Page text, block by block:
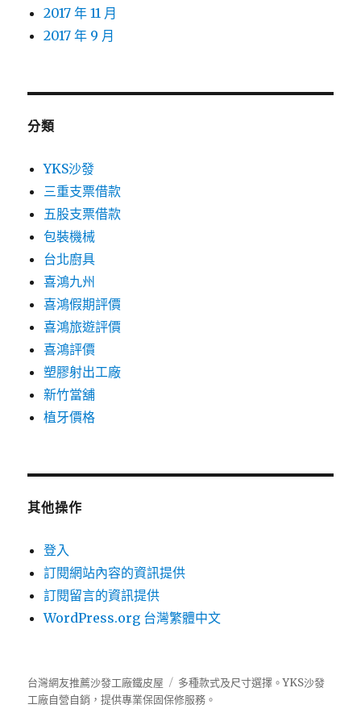
2017 年 11 月
2017 年 9 月
分類
YKS沙發
三重支票借款
五股支票借款
包裝機械
台北廚具
喜鴻九州
喜鴻假期評價
喜鴻旅遊評價
喜鴻評價
塑膠射出工廠
新竹當舖
植牙價格
其他操作
登入
訂閱網站內容的資訊提供
訂閱留言的資訊提供
WordPress.org 台灣繁體中文
台灣網友推薦沙發工廠鐵皮屋 多種款式及尺寸選擇。YKS沙發
工廠自營自銷，提供專業保固保修服務。